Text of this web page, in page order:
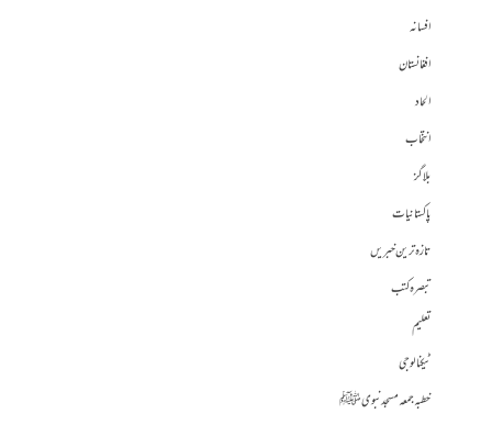
افسانہ
افغانستان
الحاد
انتخاب
بلاگز
پاکستانیات
تازہ ترین خبریں
تبصرہ کتب
تعلیم
ٹیکنالوجی
خطبہ جمعہ مسجد نبوی ﷺ